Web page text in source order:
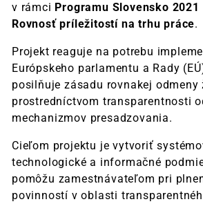
v rámci Programu Slovensko 2021
Rovnosť príležitostí na trhu práce.
Projekt reaguje na potrebu
Európskeho parlamentu a Rady
posilňuje zásadu rovnakej odmeny
prostredníctvom transparentnosti
mechanizmov presadzovania.
Cieľom projektu je vytvoriť
technologické a informačné
pomôžu zamestnávateľom pri
povinností v oblasti